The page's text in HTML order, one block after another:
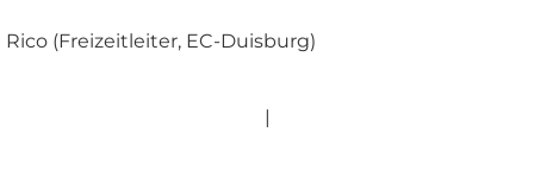
Rico (Freizeitleiter, EC-Duisburg)
|